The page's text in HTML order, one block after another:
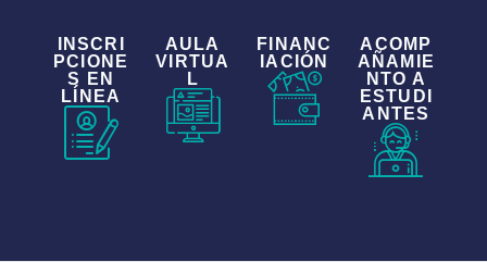
INSCRI
PCIONE
S EN
LÍNEA
AULA
VIRTUA
L
FINANC
IACIÓN
ACOMP
AÑAMIE
NTO A
ESTUDI
ANTES